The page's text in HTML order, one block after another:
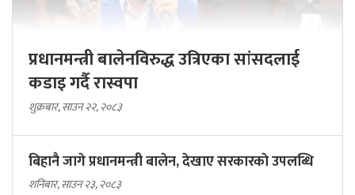
प्रधानमन्त्री बालेनविरुद्ध उत्रिएका सांसदलाई
कडाइ गर्दै रास्वपा
शुक्रबार, साउन २२, २०८३
बिहानै जागे प्रधानमन्त्री बालेन, देखाए सरकारकाे उपलब्धि
शनिबार, साउन २३, २०८३